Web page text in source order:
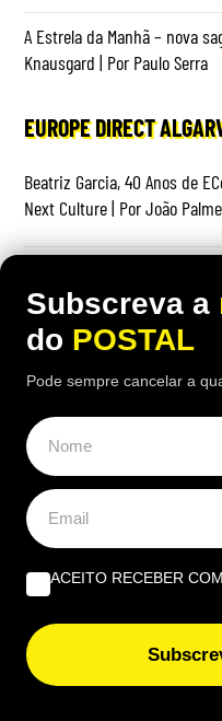
A Estrela da Manhã – nova
Knausgard | Por Paulo Serra
EUROPE DIRECT
Beatriz Garcia, 40 Anos de
Next Culture | Por João
proibir estas embalagens e
nesta data
Subscreva a
do POSTAL
Pode sempre cancelar a
ACEITO RECEBER